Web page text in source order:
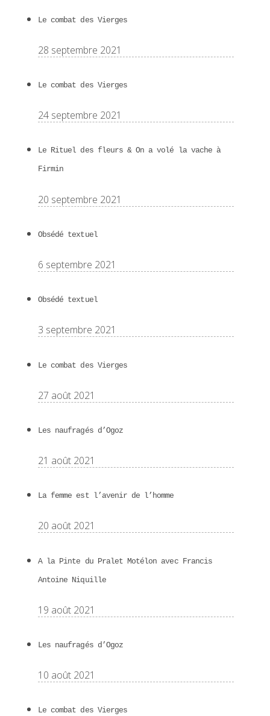
Le combat des Vierges
28 septembre 2021
Le combat des Vierges
24 septembre 2021
Le Rituel des fleurs & On a volé la vache à
Firmin
20 septembre 2021
Obsédé textuel
6 septembre 2021
Obsédé textuel
3 septembre 2021
Le combat des Vierges
27 août 2021
Les naufragés d’Ogoz
21 août 2021
La femme est l’avenir de l’homme
20 août 2021
A la Pinte du Pralet Motélon avec Francis
Antoine Niquille
19 août 2021
Les naufragés d’Ogoz
10 août 2021
Le combat des Vierges